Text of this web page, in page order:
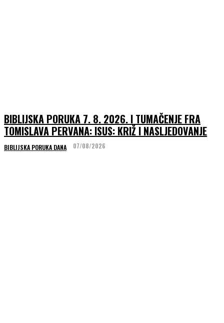
BIBLIJSKA PORUKA 7. 8. 2026. I TUMAČENJE FRA
TOMISLAVA PERVANA: ISUS: KRIŽ I NASLJEDOVANJE
BIBLIJSKA PORUKA DANA 07/08/2026